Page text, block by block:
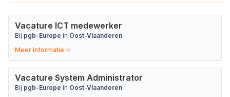
Vacature ICT medewerker
Bij pgb-Europe in Oost-Vlaanderen
Meer informatie
Vacature System Administrator
Bij pgb-Europe in Oost-Vlaanderen